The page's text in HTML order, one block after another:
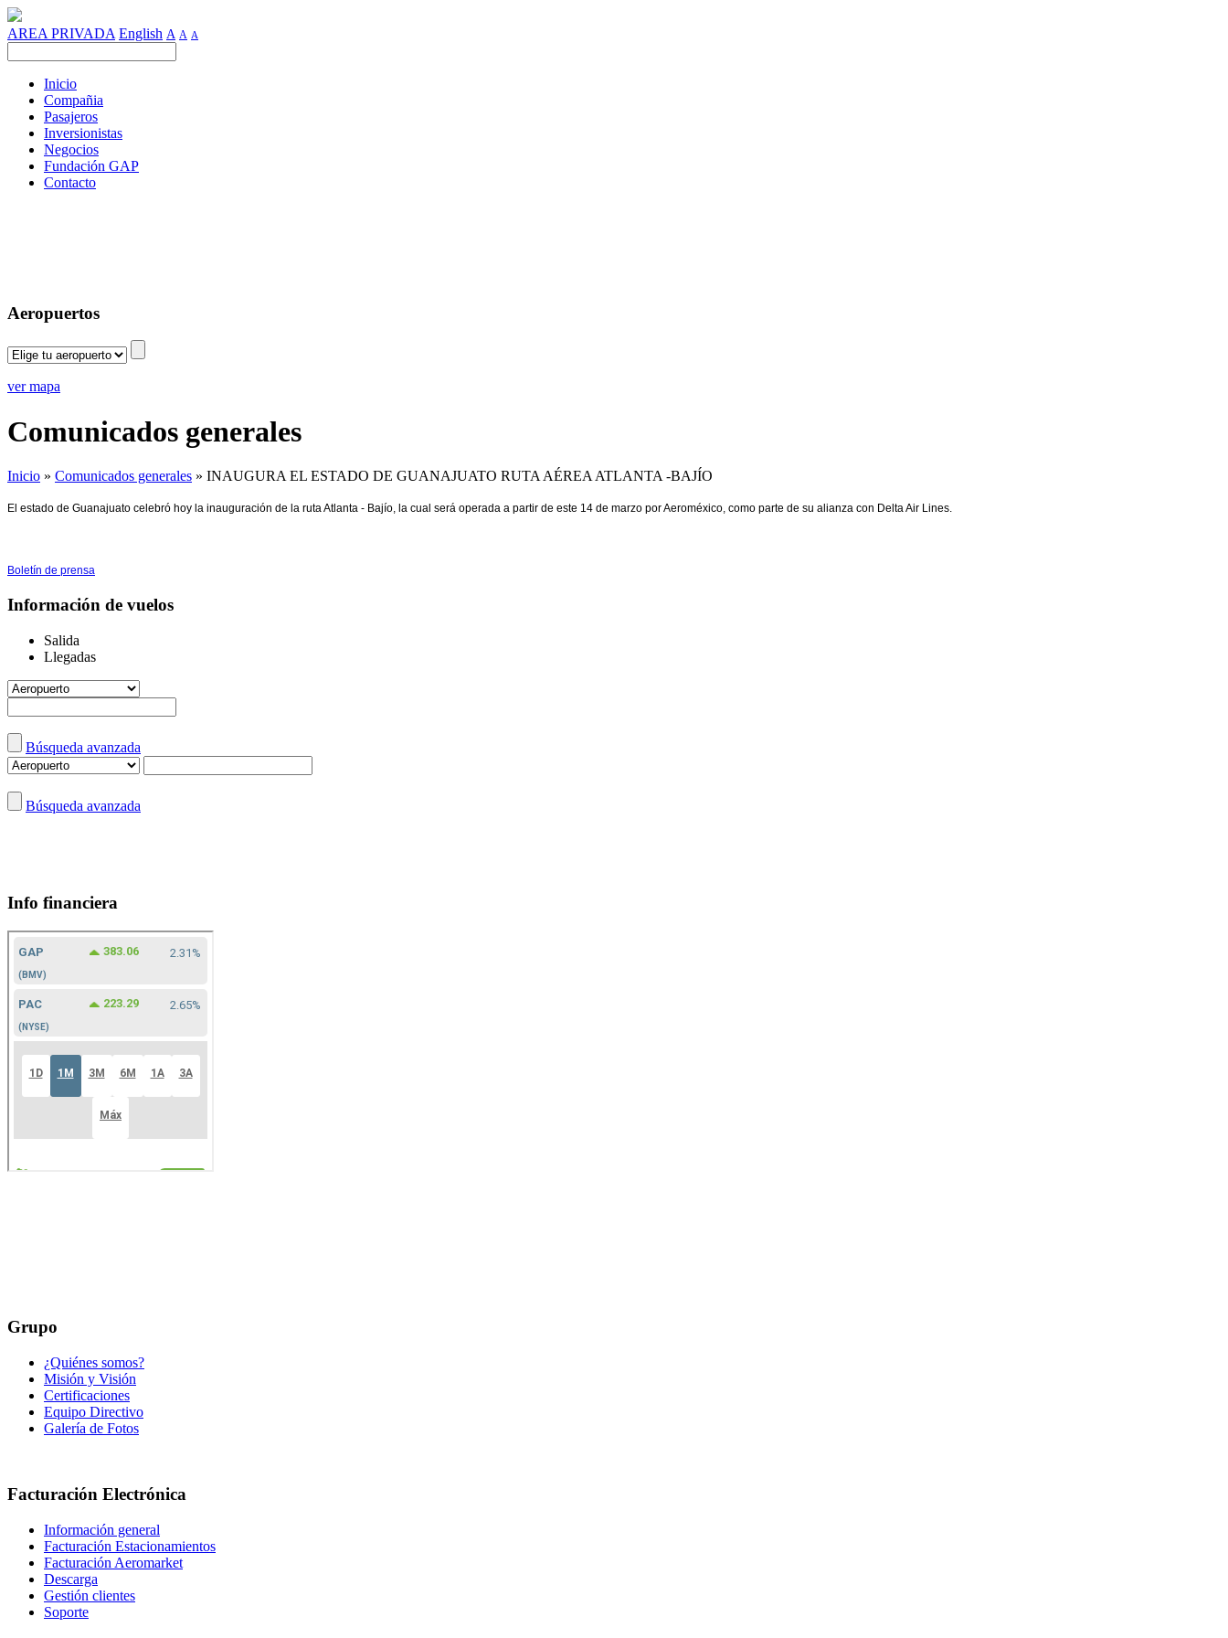
AREA PRIVADA English A A A
Inicio
Compañia
Pasajeros
Inversionistas
Negocios
Fundación GAP
Contacto
Aeropuertos
ver mapa
Comunicados generales
Inicio » Comunicados generales » INAUGURA EL ESTADO DE GUANAJUATO RUTA AÉREA ATLANTA -BAJÍO
El estado de Guanajuato celebró hoy la inauguración de la ruta Atlanta - Bajío, la cual será operada a partir de este 14 de marzo por Aeroméxico, como parte de su alianza con Delta Air Lines.
Boletín de prensa
Información de vuelos
Salida
Llegadas
Búsqueda avanzada
Búsqueda avanzada
Info financiera
Grupo
¿Quiénes somos?
Misión y Visión
Certificaciones
Equipo Directivo
Galería de Fotos
Facturación Electrónica
Información general
Facturación Estacionamientos
Facturación Aeromarket
Descarga
Gestión clientes
Soporte